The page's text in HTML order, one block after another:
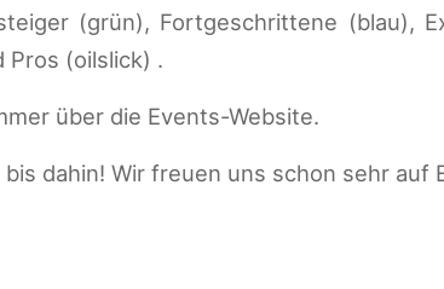
(grün), Fortgeschrittene (blau),
(oilslick) .
über die Events-Website.
dahin! Wir freuen uns schon sehr auf